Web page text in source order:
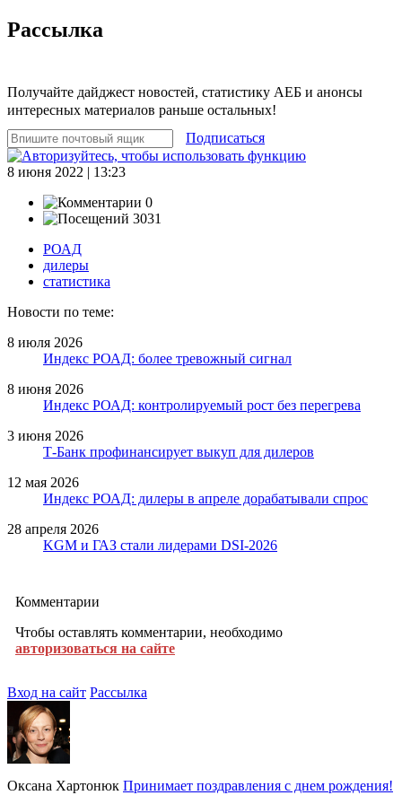
Рассылка
Получайте дайджест новостей, статистику АЕБ и анонсы
интересных материалов раньше остальных!
Подписаться
8 июня 2022 | 13:23
0
3031
РОАД
дилеры
статистика
Новости по теме:
8 июля 2026
Индекс РОАД: более тревожный сигнал
8 июня 2026
Индекс РОАД: контролируемый рост без перегрева
3 июня 2026
Т-Банк профинансирует выкуп для дилеров
12 мая 2026
Индекс РОАД: дилеры в апреле дорабатывали спрос
28 апреля 2026
KGM и ГАЗ стали лидерами DSI-2026
Комментарии
Чтобы оставлять комментарии, необходимо
авторизоваться на сайте
Вход на сайт Рассылка
Оксана Хартонюк Принимает поздравления с днем рождения!